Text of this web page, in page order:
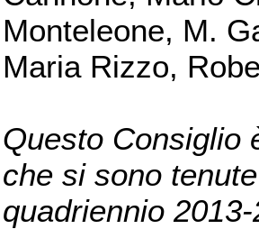
Monteleone, M.
Maria Rizzo,
Questo Consiglio
che si sono
quadriennio 2013-